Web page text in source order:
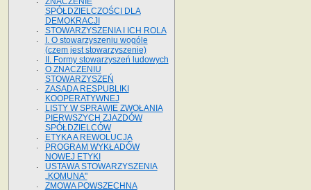
SPÓŁDZIELCZOŚCI DLA
DEMOKRACJI
STOWARZYSZENIA I ICH ROLA
I. O stowarzyszeniu wogóle
(czem jest stowarzyszenie)
II. Formy stowarzyszeń ludowych
O ZNACZENIU
STOWARZYSZEŃ
ZASADA RESPUBLIKI
KOOPERATYWNEJ
LISTY W SPRAWIE ZWOŁANIA
PIERWSZYCH ZJAZDÓW
SPÓŁDZIELCÓW
ETYKA A REWOLUCJA
PROGRAM WYKŁADÓW
NOWEJ ETYKI
USTAWA STOWARZYSZENIA
„KOMUNA"
ZMOWA POWSZECHNA